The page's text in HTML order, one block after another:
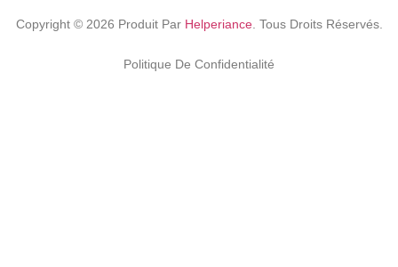
Copyright © 2026 Produit Par Helperiance. Tous Droits Réservés.
Politique De Confidentialité